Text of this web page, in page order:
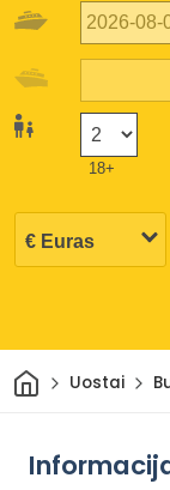
18+
Pradžia
Uostai